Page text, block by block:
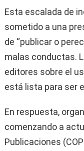
Esta escalada de
sometido a una
de “publicar o
malas conductas.
editores sobre el
está lista para ser
En respuesta,
comenzando a
Publicaciones